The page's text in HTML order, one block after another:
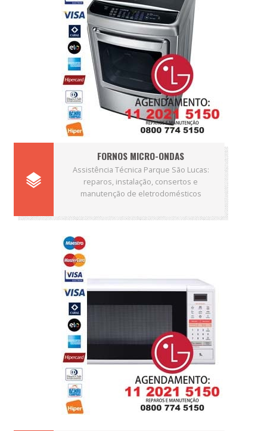
FORNOS MICRO-ONDAS
Assistência Técnica Parque São Lucas:
reparos, instalação, consertos e
manutenção de eletrodomésticos